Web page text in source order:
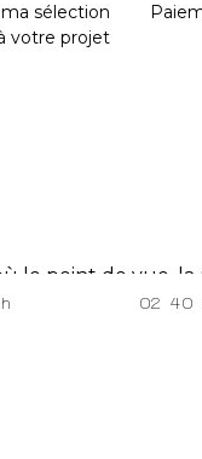
02 40
sélection
votre projet
le point de vue,
liée à